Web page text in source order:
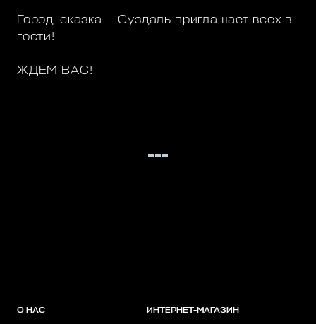
Город-сказка — Суздаль приглашает всех в
гости!
ЖДЕМ ВАС!
О НАС ИНТЕРНЕТ-МАГАЗИН